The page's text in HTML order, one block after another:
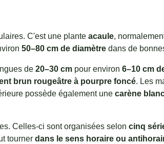
C'est une planteacaule,
50–80 cm de diamètre dans de
de20–30 cm pour environ6–10 cm
brun rougeâtre à pourpre foncé. Les
possède également unecarène
Celles-ci sont organisées seloncinq
tournerdans le sens horaire ou